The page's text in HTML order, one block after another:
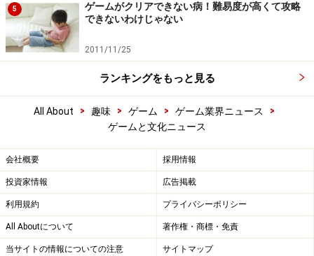
5
ゲームがクリアできない病！難易度が高くて攻略
できないわけじゃない
2011/11/25
ランキングをもっと見る
All About > 趣味 > ゲーム > ゲーム業界ニュース
>
ゲームと文化ニュース
会社概要 採用情報
投資家情報 広告掲載
利用規約 プライバシーポリシー
All Aboutについて 著作権・商標・免責
当サイトの情報についての注意 サイトマップ